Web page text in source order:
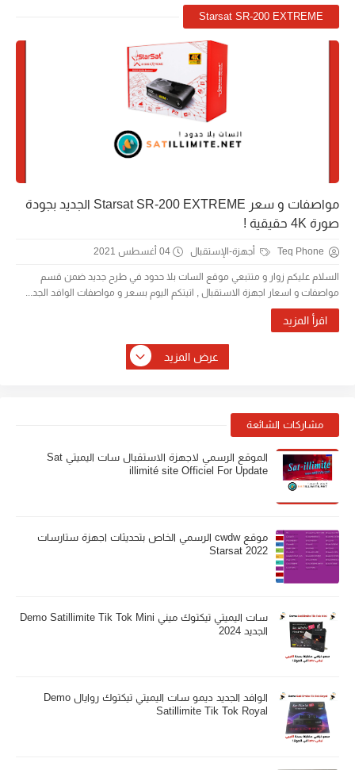
Starsat SR-200 EXTREME
مواصفات و سعر Starsat SR-200 EXTREME الجديد بجودة
صورة 4K حقيقية !
Teq Phone أجهزة-الإستقبال 04 أغسطس 2021
السلام عليكم زوار و متتبعي موقع السات بلا حدود في طرح جديد ضمن قسم
مواصفات و اسعار اجهزة الاستقبال , اتيتكم اليوم بسعر و مواصفات الوافد الجد...
اقرأ المزيد
عرض المزيد
مشاركات الشائعة
الموقع الرسمي لاجهزة الاستقبال سات اليميتي Sat
illimité site Officiel For Update
موقع cwdw الرسمي الخاص بتحديثات اجهزة ستارسات
Starsat 2022
سات اليميتي تيكتوك ميني Demo Satillimite Tik Tok Mini
الجديد 2024
الوافد الجديد ديمو سات اليميتي تيكتوك روايال Demo
Satillimite Tik Tok Royal